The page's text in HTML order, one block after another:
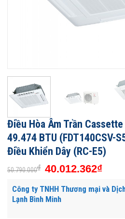
Điều Hòa Âm Trần
49.474 BTU (FDT140CSV-
Điều Khiển Dây (RC-E5)
50.790.000₫ 40.012.362₫
Công ty TNHH Thương mại và
Lạnh Bình Minh